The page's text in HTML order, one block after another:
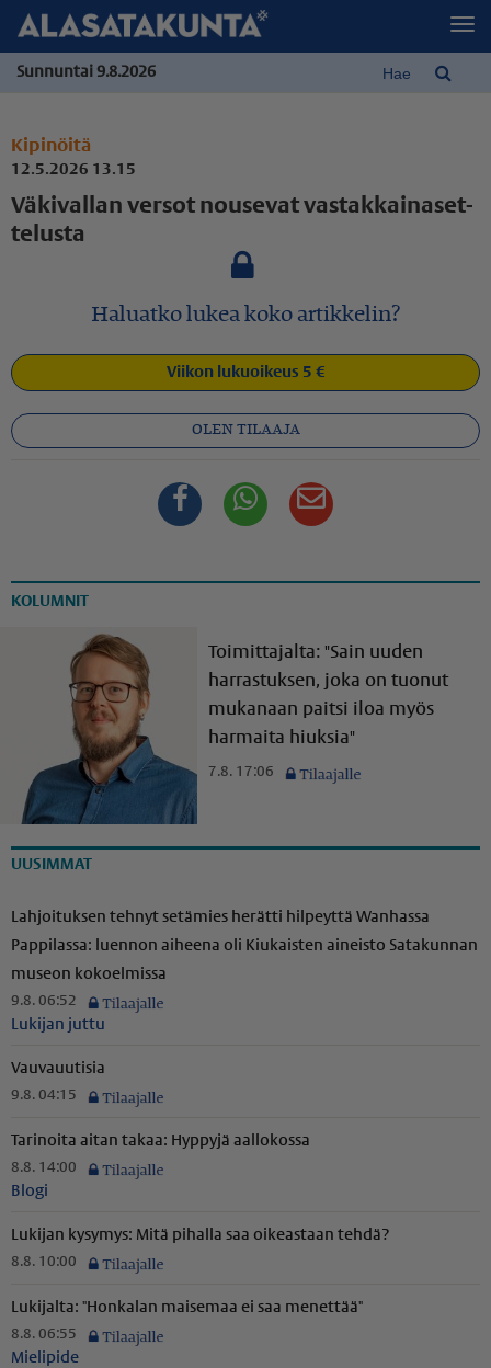
Sunnuntai 9.8.2026
Kipinöitä
12.5.2026 13.15
Väkivallan versot nousevat vastak­kai­na­set­
te­lusta
Haluatko lukea koko artikkelin?
Viikon lukuoikeus 5 €
OLEN TILAAJA
FacebookWhatsappSähköposti
KOLUMNIT
Toimittajalta: "Sain uuden
harrastuksen, joka on tuonut
mukanaan paitsi iloa myös
harmaita hiuksia"
7.8. 17:06
UUSIMMAT
Lahjoituksen tehnyt setämies herätti hilpeyttä Wanhassa
Pappilassa: luennon aiheena oli Kiukaisten aineisto Satakunnan
museon kokoelmissa
9.8. 06:52
Lukijan juttu
Vauvauutisia
9.8. 04:15
Tarinoita aitan takaa: Hyppyjä aallokossa
8.8. 14:00
Blogi
Lukijan kysymys: Mitä pihalla saa oikeastaan tehdä?
8.8. 10:00
Lukijalta: "Honkalan maisemaa ei saa menettää"
8.8. 06:55
Mielipide